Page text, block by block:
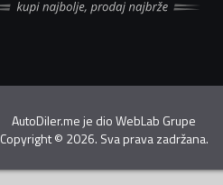
AutoDiler.me je dioWebLab Grupe
Copyright© 2026. Sva prava zadržana.